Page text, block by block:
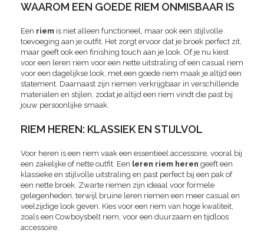
WAAROM EEN GOEDE RIEM ONMISBAAR IS
Een riem is niet alleen functioneel, maar ook een stijlvolle
toevoeging aan je outfit. Het zorgt ervoor dat je broek perfect zit,
maar geeft ook een finishing touch aan je look. Of je nu kiest
voor een leren riem voor een nette uitstraling of een casual riem
voor een dagelijkse look, met een goede riem maak je altijd een
statement. Daarnaast zijn riemen verkrijgbaar in verschillende
materialen en stijlen, zodat je altijd een riem vindt die past bij
jouw persoonlijke smaak.
RIEM HEREN: KLASSIEK EN STIJLVOL
Voor heren is een riem vaak een essentieel accessoire, vooral bij
een zakelijke of nette outfit. Een leren riem heren geeft een
klassieke en stijlvolle uitstraling en past perfect bij een pak of
een nette broek. Zwarte riemen zijn ideaal voor formele
gelegenheden, terwijl bruine leren riemen een meer casual en
veelzijdige look geven. Kies voor een riem van hoge kwaliteit,
zoals een Cowboysbelt riem, voor een duurzaam en tijdloos
accessoire.